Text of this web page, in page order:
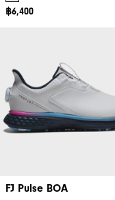
฿6,400
FJ Pulse BOA